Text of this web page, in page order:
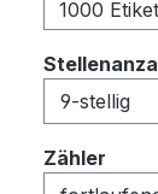
1000
Zähler